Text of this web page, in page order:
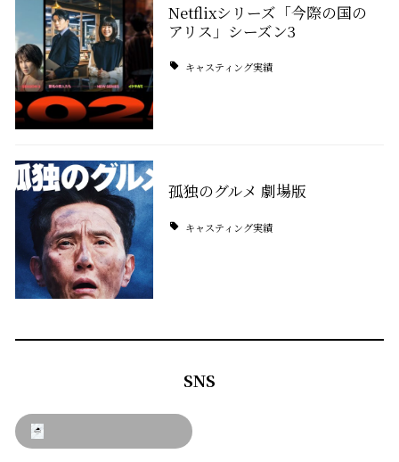
Netflixシリーズ「今際の国の
アリス」シーズン3
キャスティング実績
孤独のグルメ 劇場版
キャスティング実績
SNS